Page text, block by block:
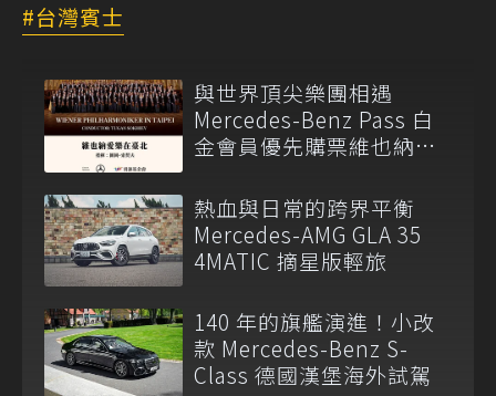
台灣賓士
與世界頂尖樂團相遇
Mercedes-Benz Pass 白
金會員優先購票維也納愛
熱血與日常的跨界平衡
Mercedes-AMG GLA 35
4MATIC 摘星版輕旅
140 年的旗艦演進！小改
款 Mercedes-Benz S-
Class 德國漢堡海外試駕